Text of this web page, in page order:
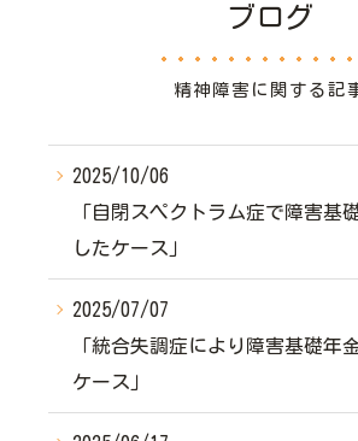
ブログ
精神障害に関する記
2025/10/06
「自閉スペクトラム症で障害基
したケース」
2025/07/07
「統合失調症により障害基礎年
ケース」